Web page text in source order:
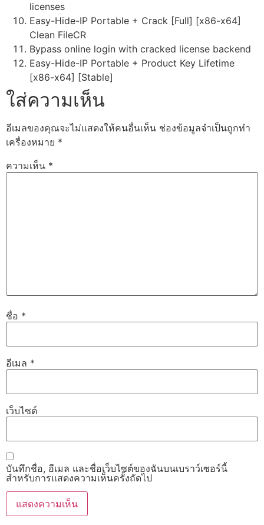
licenses
Easy-Hide-IP Portable + Crack [Full] [x86-x64]
Clean FileCR
Bypass online login with cracked license backend
Easy-Hide-IP Portable + Product Key Lifetime
[x86-x64] [Stable]
ใส่ความเห็น
อีเมลของคุณจะไม่แสดงให้คนอื่นเห็น ช่องข้อมูลจำเป็นถูกทำ
เครื่องหมาย *
ความเห็น *
ชื่อ *
อีเมล *
เว็บไซต์
บันทึกชื่อ, อีเมล และชื่อเว็บไซต์ของฉันบนเบราว์เซอร์นี้
สำหรับการแสดงความเห็นครั้งถัดไป